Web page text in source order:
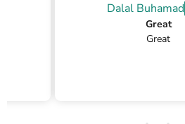
Dalal Buhamad
Great
Great